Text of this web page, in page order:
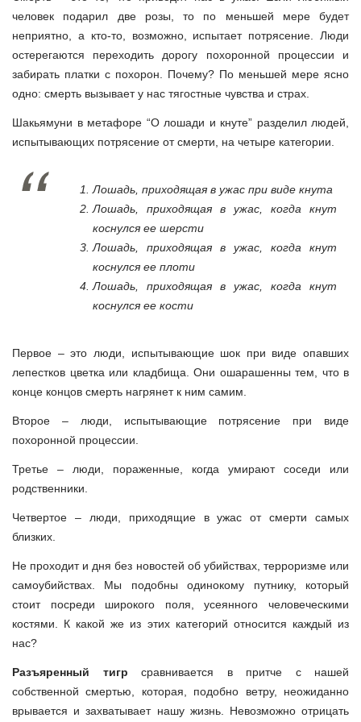
человек подарил две розы, то по меньшей мере будет
неприятно, а кто-то, возможно, испытает потрясение. Люди
остерегаются переходить дорогу похоронной процессии и
забирать платки с похорон. Почему? По меньшей мере ясно
одно: смерть вызывает у нас тягостные чувства и страх.
Шакьямуни в метафоре “О лошади и кнуте” разделил людей,
испытывающих потрясение от смерти, на четыре категории.
Лошадь, приходящая в ужас при виде кнута
Лошадь, приходящая в ужас, когда кнут
коснулся ее шерсти
Лошадь, приходящая в ужас, когда кнут
коснулся ее плоти
Лошадь, приходящая в ужас, когда кнут
коснулся ее кости
Первое – это люди, испытывающие шок при виде опавших
лепестков цветка или кладбища. Они ошарашенны тем, что в
конце концов смерть нагрянет к ним самим.
Второе – люди, испытывающие потрясение при виде
похоронной процессии.
Третье – люди, пораженные, когда умирают соседи или
родственники.
Четвертое – люди, приходящие в ужас от смерти самых
близких.
Не проходит и дня без новостей об убийствах, терроризме или
самоубийствах. Мы подобны одинокому путнику, который
стоит посреди широкого поля, усеянного человеческими
костями. К какой же из этих категорий относится каждый из
нас?
Разъяренный тигр сравнивается в притче с нашей
собственной смертью, которая, подобно ветру, неожиданно
врывается и захватывает нашу жизнь. Невозможно отрицать